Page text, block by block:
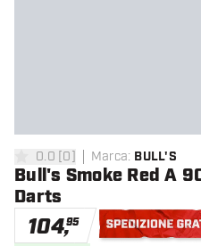
0 stelle di valutazione
0.0 [0] Marca: BULL'S
Bull's Smoke Red A
Darts
104,95